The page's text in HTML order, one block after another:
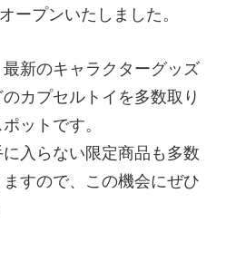
ープンいたしました。
最新のキャラクターグッズ
カプセルトイを多数取り
ットです。
入らない限定商品も多数
すので、この機会にぜひ